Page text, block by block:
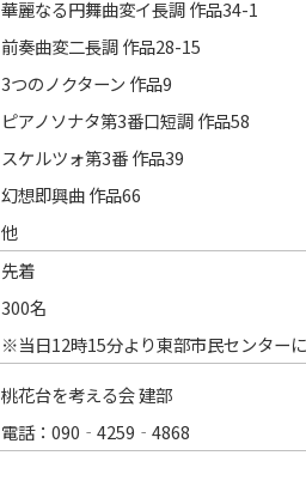
華麗なる円舞曲変イ長調 作品34-1
前奏曲変二長調 作品28-15
3つのノクターン 作品9
ピアノソナタ第3番口短調 作品58
スケルツォ第3番 作品39
幻想即興曲 作品66
他
先着
300名
※当日12時15分より東部市民センター
桃花台を考える会 建部
電話：090‐4259‐4868